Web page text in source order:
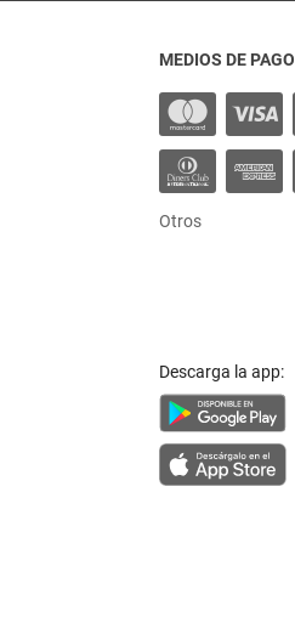
MEDIOS DE PAGO
Otros
Descarga la app: